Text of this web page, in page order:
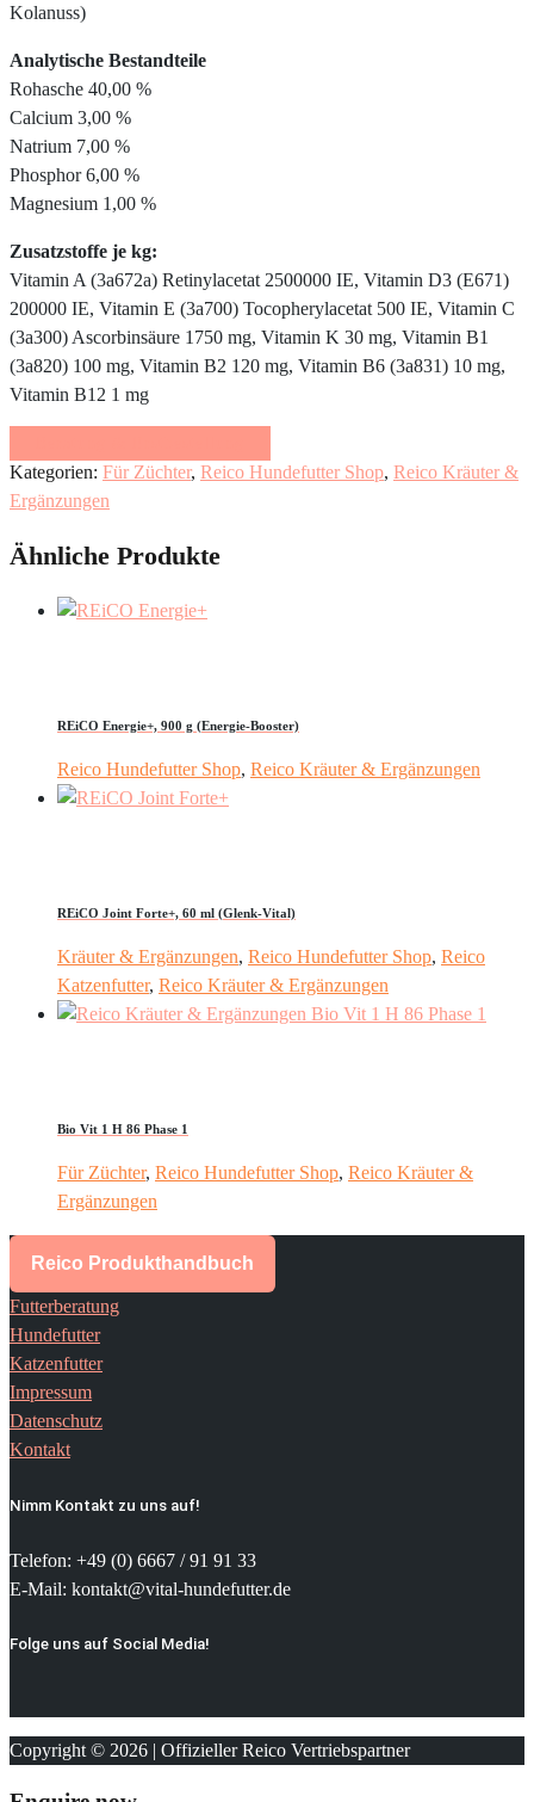
Kolanuss)
Analytische Bestandteile
Rohasche 40,00 %
Calcium 3,00 %
Natrium 7,00 %
Phosphor 6,00 %
Magnesium 1,00 %
Zusatzstoffe je kg:
Vitamin A (3a672a) Retinylacetat 2500000 IE, Vitamin D3 (E671)
200000 IE, Vitamin E (3a700) Tocopherylacetat 500 IE, Vitamin C
(3a300) Ascorbinsäure 1750 mg, Vitamin K 30 mg, Vitamin B1
(3a820) 100 mg, Vitamin B2 120 mg, Vitamin B6 (3a831) 10 mg,
Vitamin B12 1 mg
Kategorien: Für Züchter, Reico Hundefutter Shop, Reico Kräuter &
Ergänzungen
Ähnliche Produkte
REiCO Energie+, 900 g (Energie-Booster)
Reico Hundefutter Shop, Reico Kräuter & Ergänzungen
REiCO Joint Forte+, 60 ml (Glenk-Vital)
Kräuter & Ergänzungen, Reico Hundefutter Shop, Reico
Katzenfutter, Reico Kräuter & Ergänzungen
Bio Vit 1 H 86 Phase 1
Für Züchter, Reico Hundefutter Shop, Reico Kräuter &
Ergänzungen
Reico Produkthandbuch
Futterberatung
Hundefutter
Katzenfutter
Impressum
Datenschutz
Kontakt
Nimm Kontakt zu uns auf!
Telefon: +49 (0) 6667 / 91 91 33
E-Mail: kontakt@vital-hundefutter.de
Folge uns auf Social Media!
Copyright © 2026 | Offizieller Reico Vertriebspartner